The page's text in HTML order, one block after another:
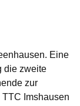
Eine
die zweite
zur
Imshausen